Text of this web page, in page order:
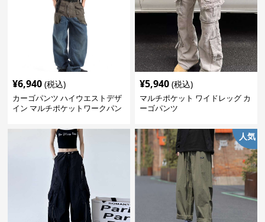
¥6,940 (税込)
カーゴパンツ ハイウエストデザ
イン マルチポケットワークパン
¥5,940 (税込)
マルチポケット ワイドレッグ カ
ーゴパンツ
人気